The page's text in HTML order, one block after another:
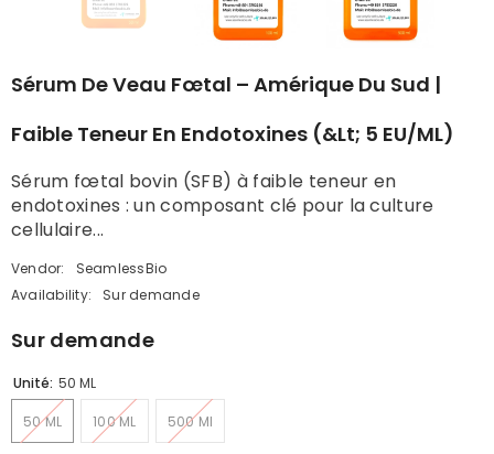
Sérum De Veau Fœtal – Amérique Du Sud |
Faible Teneur En Endotoxines (&lt; 5 EU/mL)
Sérum fœtal bovin (SFB) à faible teneur en
endotoxines : un composant clé pour la culture
cellulaire...
Vendor:
SeamlessBio
Availability:
Sur demande
Sur demande
Unité: 50 ML
50 ML 100 ML 500 Ml